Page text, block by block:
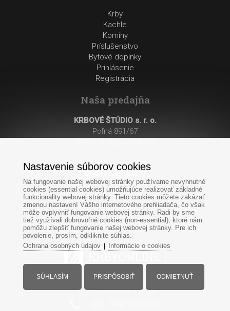
Krby
Kachle
Komíny
Príslušenstvo
Bytové doplnky
Prihlásenie
Registrácia
Naša predajňa
KRBOVÉ ŠTÚDIO s. r. o.
Poľná 891/67
Po - Pi: 8:00 - 17:00
So: 8:00 - 12:00
Po-Pi: 8:00 - 17:00
So: 8:00 - 12:00
Nastavenie súborov cookies
Na fungovanie našej webovej stránky používame nevyhnutné
cookies (essential cookies) umožňujúce realizovať základné
funkcionality webovej stránky. Tieto cookies môžete zakázať
zmenou nastavení Vášho internetového prehliadača, čo však
môže ovplyvniť fungovanie webovej stránky. Radi by sme
tiež využívali dobrovoľné cookies (non-essential), ktoré nám
pomôžu zlepšiť fungovanie našej webovej stránky. Pre ich
povolenie, prosím, odkliknite súhlas.
Ochrana osobných údajov| Informácie o cookies
SÚHLASÍM PRISPÔSOBIŤ ODMIETNUŤ